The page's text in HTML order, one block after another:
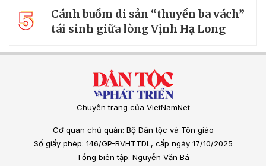
5
Cánh buồm di sản “thuyền ba vách”
tái sinh giữa lòng Vịnh Hạ Long
Chuyên trang của VietNamNet
Cơ quan chủ quản: Bộ Dân tộc và Tôn giáo
Số giấy phép: 146/GP-BVHTTDL, cấp ngày 17/10/2025
Tổng biên tập: Nguyễn Văn Bá